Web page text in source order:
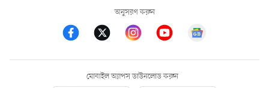
অনুসরণ করুন
মোবাইল অ্যাপস ডাউনলোড করুন